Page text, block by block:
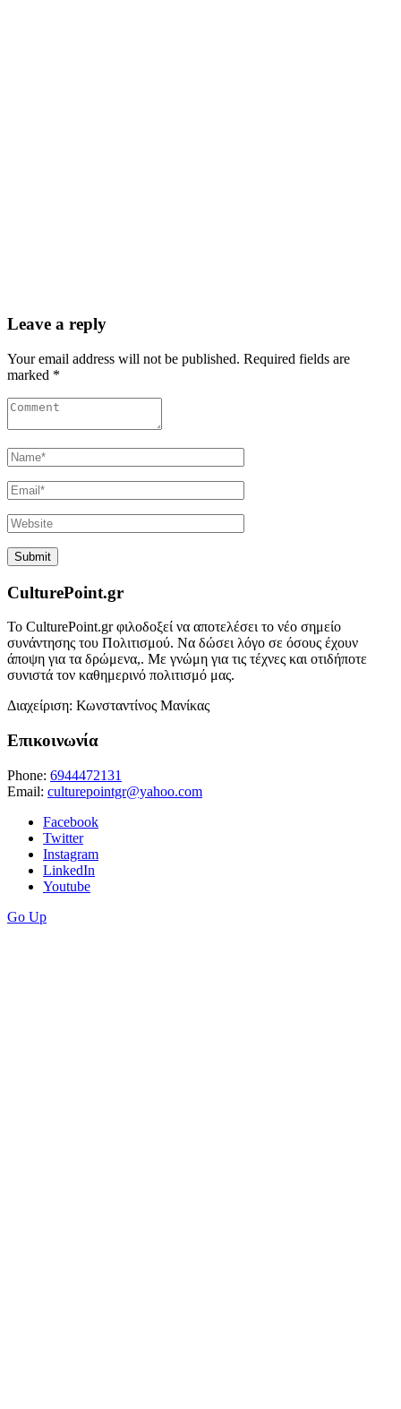
Leave a reply
Your email address will not be published. Required fields are
marked *
CulturePoint.gr
Το CulturePoint.gr φιλοδοξεί να αποτελέσει το νέο σημείο
συνάντησης του Πολιτισμού. Να δώσει λόγο σε όσους έχουν
άποψη για τα δρώμενα,. Με γνώμη για τις τέχνες και οτιδήποτε
συνιστά τον καθημερινό πολιτισμό μας.
Διαχείριση: Κωνσταντίνος Μανίκας
Επικοινωνία
Phone: 6944472131
Email: culturepointgr@yahoo.com
Facebook
Twitter
Instagram
LinkedIn
Youtube
Go Up